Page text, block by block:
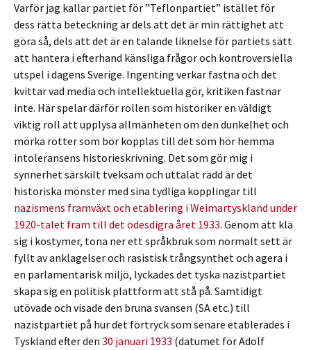
Varför jag kallar partiet för ”Teflonpartiet” istället för
dess rätta beteckning är dels att det är min rättighet att
göra så, dels att det är en talande liknelse för partiets sätt
att hantera i efterhand känsliga frågor och kontroversiella
utspel i dagens Sverige. Ingenting verkar fastna och det
kvittar vad media och intellektuella gör, kritiken fastnar
inte. Här spelar därför rollen som historiker en väldigt
viktig roll att upplysa allmänheten om den dunkelhet och
mörka rötter som bör kopplas till det som hör hemma
intoleransens historieskrivning. Det som gör mig i
synnerhet särskilt tveksam och uttalat rädd är det
historiska mönster med sina tydliga kopplingar till
nazismens framväxt och etablering i Weimartyskland under
1920-talet fram till det ödesdigra året 1933. Genom att klä
sig i kostymer, tona ner ett språkbruk som normalt sett är
fyllt av anklagelser och rasistisk trångsynthet och agera i
en parlamentarisk miljö, lyckades det tyska nazistpartiet
skapa sig en politisk plattform att stå på. Samtidigt
utövade och visade den bruna svansen (SA etc.) till
nazistpartiet på hur det förtryck som senare etablerades i
Tyskland efter den 30 januari 1933 (datumet för Adolf